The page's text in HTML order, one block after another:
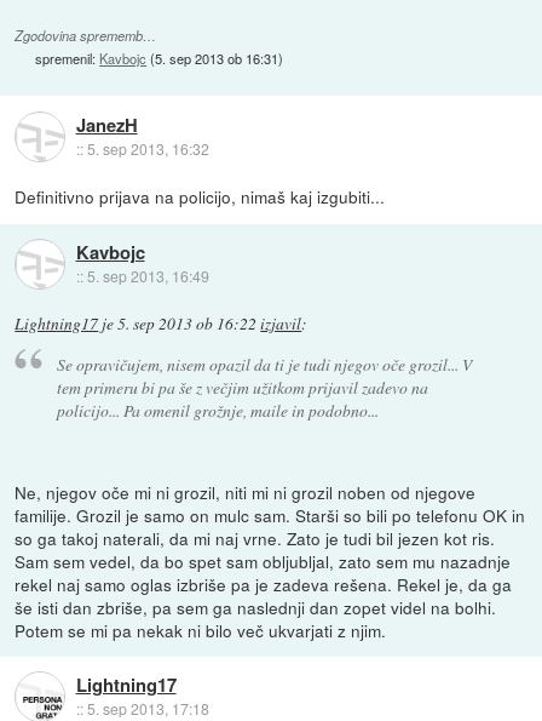
Zgodovina sprememb…
spremenil: Kavbojc (5. sep 2013 ob 16:31)
JanezH
::5. sep 2013, 16:32
Definitivno prijava na policijo, nimaš kaj izgubiti...
Kavbojc
:: 5. sep 2013, 16:49
Lightning17 je5. sep 2013 ob 16:22 izjavil:
Se opravičujem, nisem opazil da ti je tudi njegov oče grozil... V
tem primeru bi pa še z večjim užitkom prijavil zadevo na
policijo... Pa omenil grožnje, maile in podobno...
Ne, njegov oče mi ni grozil, niti mi ni grozil noben od njegove
familije. Grozil je samo on mulc sam. Starši so bili po telefonu OK in
so ga takoj naterali, da mi naj vrne. Zato je tudi bil jezen kot ris.
Sam sem vedel, da bo spet sam obljubljal, zato sem mu nazadnje
rekel naj samo oglas izbriše pa je zadeva rešena. Rekel je, da ga
še isti dan zbriše, pa sem ga naslednji dan zopet videl na bolhi.
Potem se mi pa nekak ni bilo več ukvarjati z njim.
Lightning17
::5. sep 2013, 17:18